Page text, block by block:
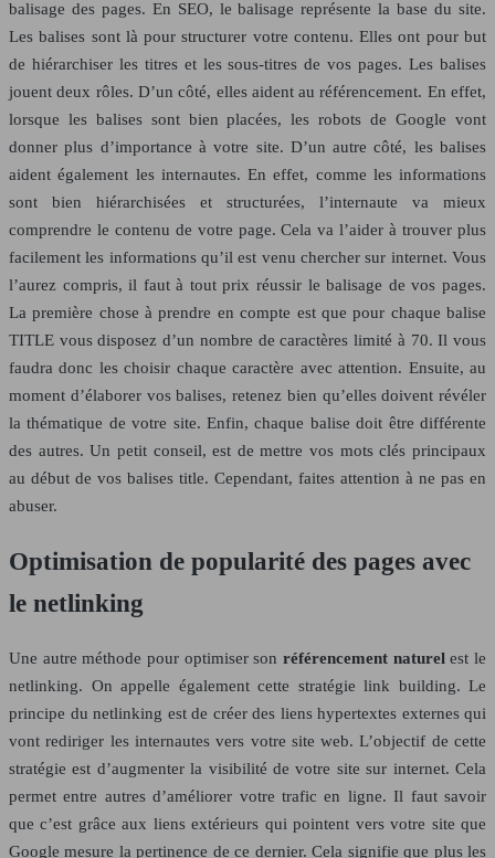
balisage des pages. En SEO, le balisage représente la base du site.
Les balises sont là pour structurer votre contenu. Elles ont pour but
de hiérarchiser les titres et les sous-titres de vos pages. Les balises
jouent deux rôles. D’un côté, elles aident au référencement. En effet,
lorsque les balises sont bien placées, les robots de Google vont
donner plus d’importance à votre site. D’un autre côté, les balises
aident également les internautes. En effet, comme les informations
sont bien hiérarchisées et structurées, l’internaute va mieux
comprendre le contenu de votre page. Cela va l’aider à trouver plus
facilement les informations qu’il est venu chercher sur internet. Vous
l’aurez compris, il faut à tout prix réussir le balisage de vos pages.
La première chose à prendre en compte est que pour chaque balise
TITLE vous disposez d’un nombre de caractères limité à 70. Il vous
faudra donc les choisir chaque caractère avec attention. Ensuite, au
moment d’élaborer vos balises, retenez bien qu’elles doivent révéler
la thématique de votre site. Enfin, chaque balise doit être différente
des autres. Un petit conseil, est de mettre vos mots clés principaux
au début de vos balises title. Cependant, faites attention à ne pas en
abuser.
Optimisation de popularité des pages avec
le netlinking
Une autre méthode pour optimiser son référencement naturelest le
netlinking. On appelle également cette stratégie link building. Le
principe du netlinking est de créer des liens hypertextes externes qui
vont rediriger les internautes vers votre site web. L’objectif de cette
stratégie est d’augmenter la visibilité de votre site sur internet. Cela
permet entre autres d’améliorer votre trafic en ligne. Il faut savoir
que c’est grâce aux liens extérieurs qui pointent vers votre site que
Google mesure la pertinence de ce dernier. Cela signifie que plus les